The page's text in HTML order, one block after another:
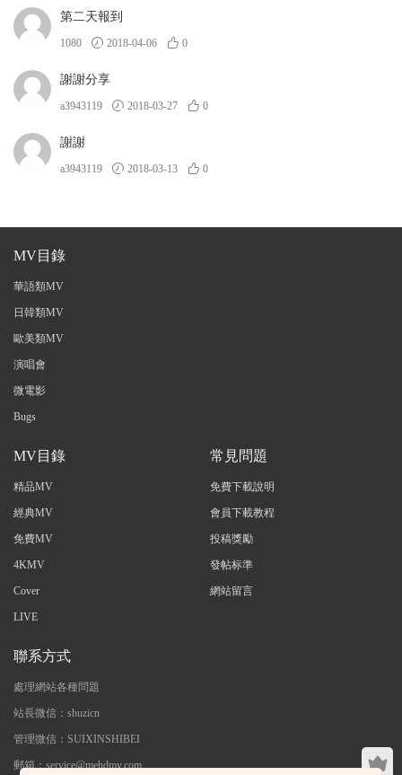
第二天報到
1080 2018-04-06 0
謝謝分享
a3943119 2018-03-27 0
謝謝
a3943119 2018-03-13 0
MV目錄
華語類MV
日韓類MV
歐美類MV
演唱會
微電影
Bugs
MV目錄
精品MV
經典MV
免費MV
4KMV
Cover
LIVE
常見問題
免費下載說明
會員下載教程
投稿獎勵
發帖标準
網站留言
聯系方式
處理網站各種問題
站長微信：shuzicn
管理微信：SUIXINSHIBEI
郵箱：service@mehdmv.com